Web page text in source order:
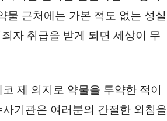
물 근처에는 가본 적도 없는 성실
자 취급을 받게 되면 세상이 무
제 의지로 약물을 투약한 적이
기관은 여러분의 간절한 외침을